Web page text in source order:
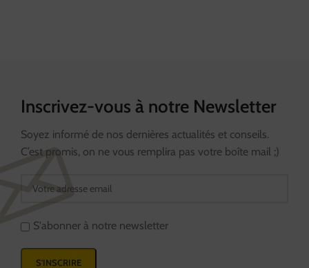
Inscrivez-vous à notre Newsletter
Soyez informé de nos dernières actualités et conseils.
C’est promis, on ne vous remplira pas votre boîte mail ;)
S'abonner à notre newsletter